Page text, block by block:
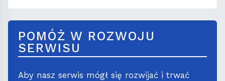
POMÓŻ W ROZWOJU
SERWISU
Aby nasz serwis mógł się rozwijać i trwać